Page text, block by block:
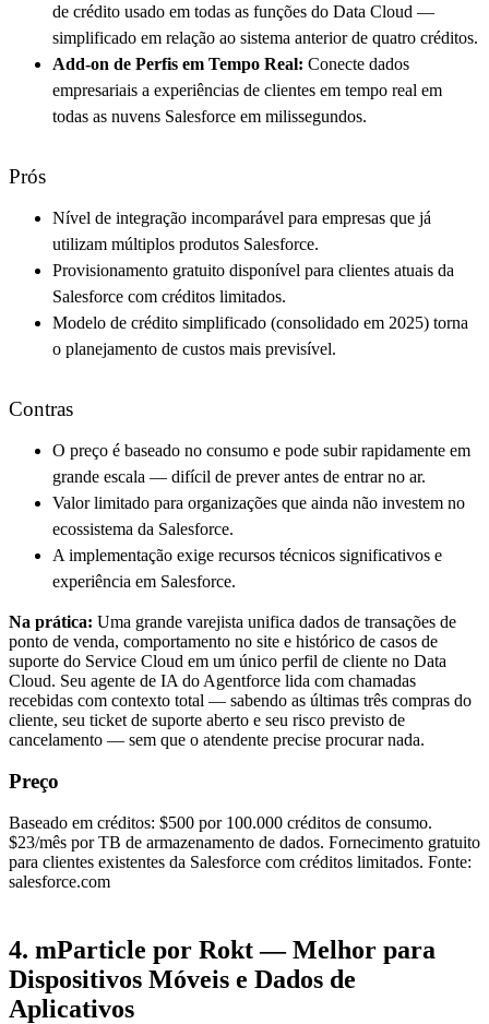
de crédito usado em todas as funções do Data Cloud —
simplificado em relação ao sistema anterior de quatro créditos.
Add-on de Perfis em Tempo Real: Conecte dados
empresariais a experiências de clientes em tempo real em
todas as nuvens Salesforce em milissegundos.
Prós
Nível de integração incomparável para empresas que já
utilizam múltiplos produtos Salesforce.
Provisionamento gratuito disponível para clientes atuais da
Salesforce com créditos limitados.
Modelo de crédito simplificado (consolidado em 2025) torna
o planejamento de custos mais previsível.
Contras
O preço é baseado no consumo e pode subir rapidamente em
grande escala — difícil de prever antes de entrar no ar.
Valor limitado para organizações que ainda não investem no
ecossistema da Salesforce.
A implementação exige recursos técnicos significativos e
experiência em Salesforce.
Na prática: Uma grande varejista unifica dados de transações de
ponto de venda, comportamento no site e histórico de casos de
suporte do Service Cloud em um único perfil de cliente no Data
Cloud. Seu agente de IA do Agentforce lida com chamadas
recebidas com contexto total — sabendo as últimas três compras do
cliente, seu ticket de suporte aberto e seu risco previsto de
cancelamento — sem que o atendente precise procurar nada.
Preço
Baseado em créditos: $500 por 100.000 créditos de consumo.
$23/mês por TB de armazenamento de dados. Fornecimento gratuito
para clientes existentes da Salesforce com créditos limitados. Fonte:
salesforce.com
4. mParticle por Rokt — Melhor para
Dispositivos Móveis e Dados de
Aplicativos